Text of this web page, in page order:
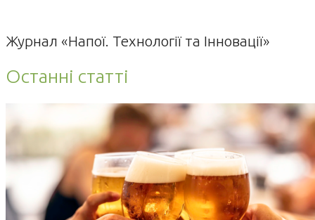
Журнал «Напої. Технології та Інновації»
Останні статті